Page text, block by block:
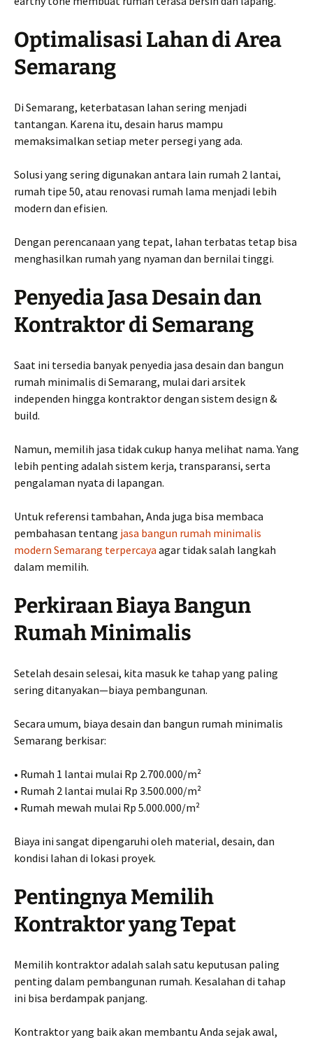
Optimalisasi Lahan di Area
Semarang
Di Semarang, keterbatasan lahan sering menjadi
tantangan. Karena itu, desain harus mampu
memaksimalkan setiap meter persegi yang ada.
Solusi yang sering digunakan antara lain rumah 2 lantai,
rumah tipe 50, atau renovasi rumah lama menjadi lebih
modern dan efisien.
Dengan perencanaan yang tepat, lahan terbatas tetap bisa
menghasilkan rumah yang nyaman dan bernilai tinggi.
Penyedia Jasa Desain dan
Kontraktor di Semarang
Saat ini tersedia banyak penyedia jasa desain dan bangun
rumah minimalis di Semarang, mulai dari arsitek
independen hingga kontraktor dengan sistem design &
build.
Namun, memilih jasa tidak cukup hanya melihat nama. Yang
lebih penting adalah sistem kerja, transparansi, serta
pengalaman nyata di lapangan.
Untuk referensi tambahan, Anda juga bisa membaca
pembahasan tentang jasa bangun rumah minimalis
modern Semarang terpercaya agar tidak salah langkah
dalam memilih.
Perkiraan Biaya Bangun
Rumah Minimalis
Setelah desain selesai, kita masuk ke tahap yang paling
sering ditanyakan—biaya pembangunan.
Secara umum, biaya desain dan bangun rumah minimalis
Semarang berkisar:
• Rumah 1 lantai mulai Rp 2.700.000/m²
• Rumah 2 lantai mulai Rp 3.500.000/m²
• Rumah mewah mulai Rp 5.000.000/m²
Biaya ini sangat dipengaruhi oleh material, desain, dan
kondisi lahan di lokasi proyek.
Pentingnya Memilih
Kontraktor yang Tepat
Memilih kontraktor adalah salah satu keputusan paling
penting dalam pembangunan rumah. Kesalahan di tahap
ini bisa berdampak panjang.
Kontraktor yang baik akan membantu Anda sejak awal,